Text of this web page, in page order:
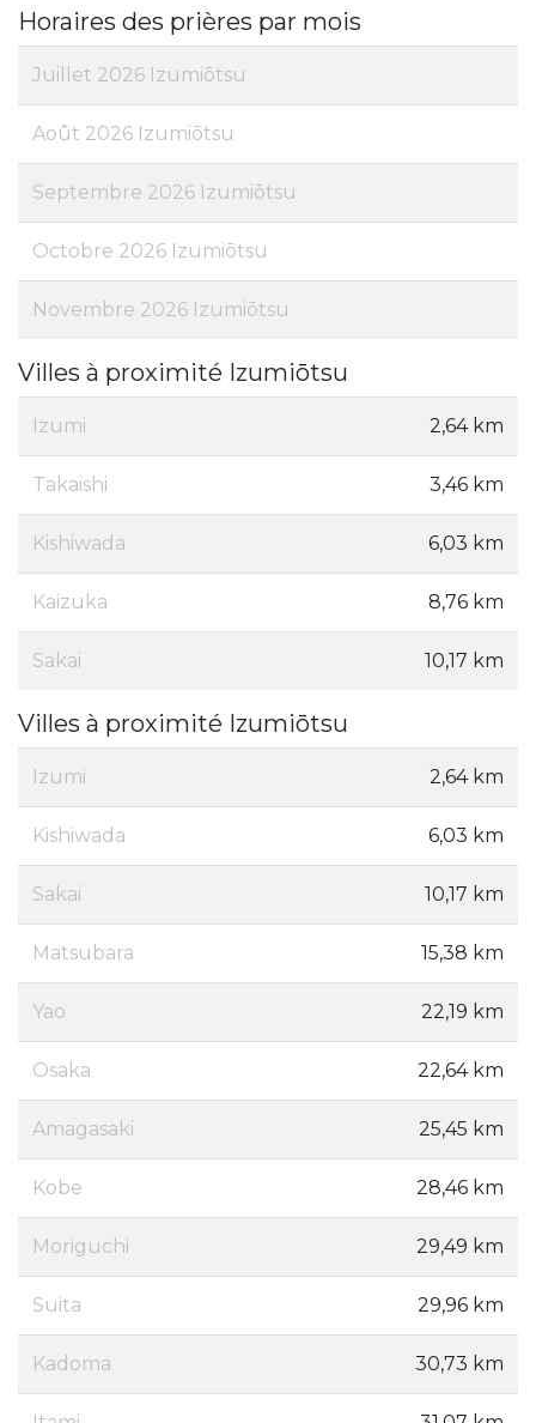
Horaires des prières par mois
Juillet 2026 Izumiōtsu
Août 2026 Izumiōtsu
Septembre 2026 Izumiōtsu
Octobre 2026 Izumiōtsu
Novembre 2026 Izumiōtsu
Villes à proximité Izumiōtsu
Izumi 2,64 km
Takaishi 3,46 km
Kishiwada 6,03 km
Kaizuka 8,76 km
Sakai 10,17 km
Villes à proximité Izumiōtsu
Izumi 2,64 km
Kishiwada 6,03 km
Sakai 10,17 km
Matsubara 15,38 km
Yao 22,19 km
Osaka 22,64 km
Amagasaki 25,45 km
Kobe 28,46 km
Moriguchi 29,49 km
Suita 29,96 km
Kadoma 30,73 km